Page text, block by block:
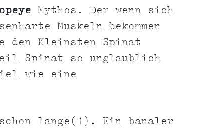
Mythos. Der wenn sich
Muskeln bekommen
den Kleinsten Spinat
Spinat so unglaublich
wie eine
lange(1). Ein banaler